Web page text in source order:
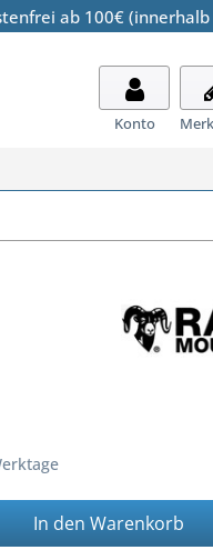
ab 100€
Konto
In den Warenkorb